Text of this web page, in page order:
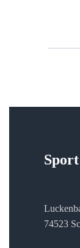
74523